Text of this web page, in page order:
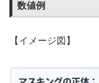
数値例
【イメージ図】